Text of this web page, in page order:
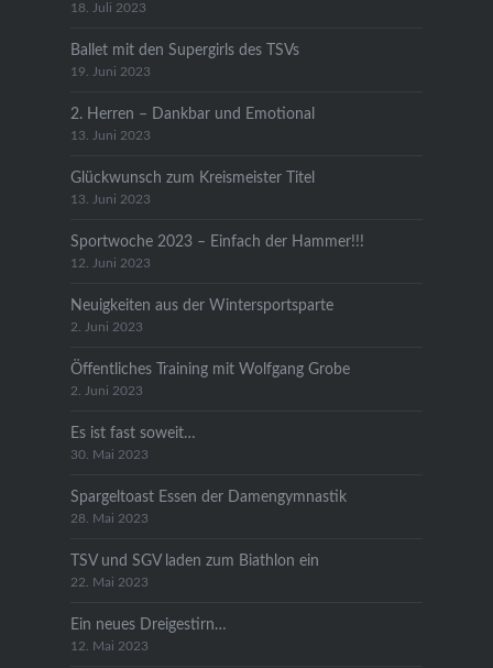
18. Juli 2023
Ballet mit den Supergirls des TSVs
19. Juni 2023
2. Herren – Dankbar und Emotional
13. Juni 2023
Glückwunsch zum Kreismeister Titel
13. Juni 2023
Sportwoche 2023 – Einfach der Hammer!!!
12. Juni 2023
Neuigkeiten aus der Wintersportsparte
2. Juni 2023
Öffentliches Training mit Wolfgang Grobe
2. Juni 2023
Es ist fast soweit…
30. Mai 2023
Spargeltoast Essen der Damengymnastik
28. Mai 2023
TSV und SGV laden zum Biathlon ein
22. Mai 2023
Ein neues Dreigestirn…
12. Mai 2023